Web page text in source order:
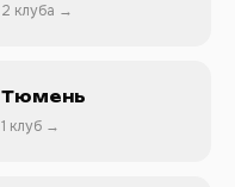
2 клуба →
Тюмень
1 клуб →